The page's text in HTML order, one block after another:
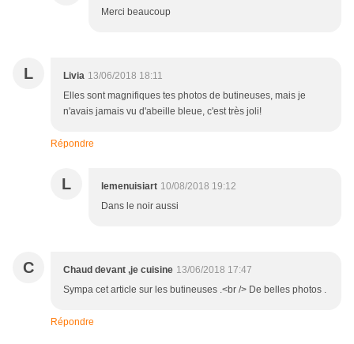
Merci beaucoup
L Livia 13/06/2018 18:11
Elles sont magnifiques tes photos de butineuses, mais je
n'avais jamais vu d'abeille bleue, c'est très joli!
Répondre
L lemenuisiart 10/08/2018 19:12
Dans le noir aussi
C Chaud devant ,je cuisine 13/06/2018 17:47
Sympa cet article sur les butineuses .<br /> De belles photos .
Répondre